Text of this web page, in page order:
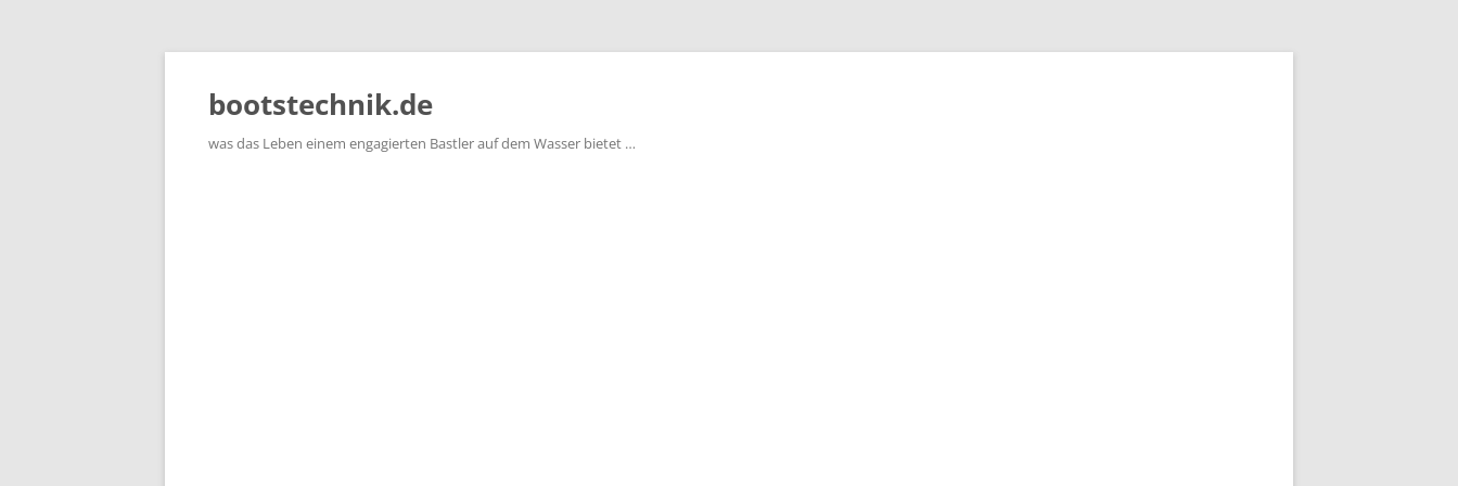
Zum
springen
bootstechnik.de
was das Leben einem engagierten Bastler auf dem Wasser bietet …